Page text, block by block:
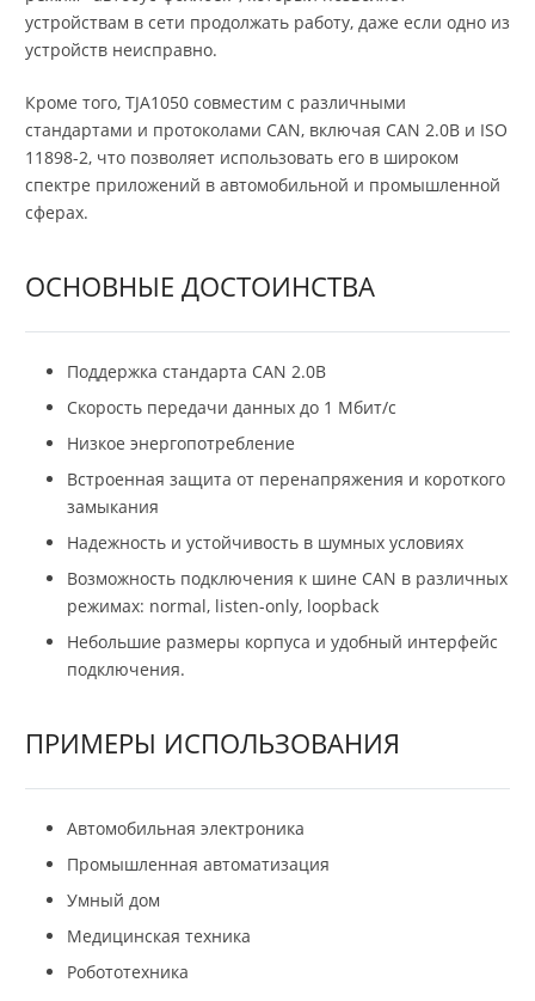
устройствам в сети продолжать работу, даже если одно из
устройств неисправно.
Кроме того, TJA1050 совместим с различными
стандартами и протоколами CAN, включая CAN 2.0B и ISO
11898-2, что позволяет использовать его в широком
спектре приложений в автомобильной и промышленной
сферах.
ОСНОВНЫЕ ДОСТОИНСТВА
Поддержка стандарта CAN 2.0B
Скорость передачи данных до 1 Мбит/с
Низкое энергопотребление
Встроенная защита от перенапряжения и короткого
замыкания
Надежность и устойчивость в шумных условиях
Возможность подключения к шине CAN в различных
режимах: normal, listen-only, loopback
Небольшие размеры корпуса и удобный интерфейс
подключения.
ПРИМЕРЫ ИСПОЛЬЗОВАНИЯ
Автомобильная электроника
Промышленная автоматизация
Умный дом
Медицинская техника
Робототехника